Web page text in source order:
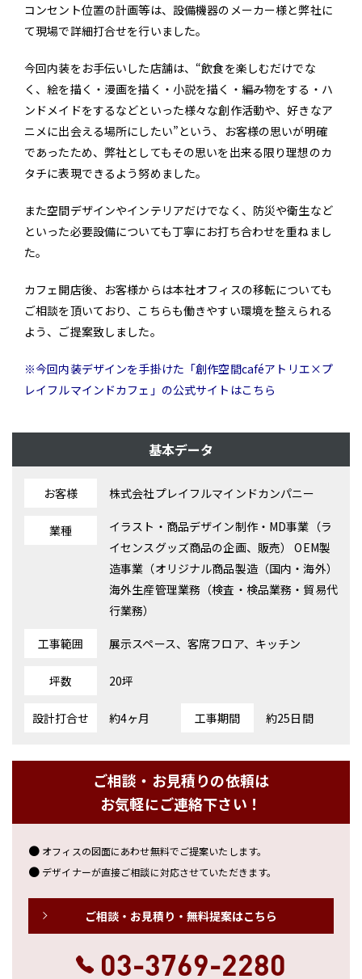
コンセント位置の計画等は、設備機器のメーカー様と弊社に
て現場で詳細打合せを行いました。
今回内装をお手伝いした店舗は、“飲食を楽しむだけでな
く、絵を描く・漫画を描く・小説を描く・編み物をする・ハ
ンドメイドをするなどといった様々な創作活動や、好きなア
ニメに出会える場所にしたい”という、お客様の思いが明確
であったため、弊社としてもその思いを出来る限り理想のカ
タチに表現できるよう努めました。
また空間デザインやインテリアだけでなく、防災や衛生など
といった必要設備についても丁寧にお打ち合わせを重ねまし
た。
カフェ開店後、お客様からは本社オフィスの移転についても
ご相談を頂いており、こちらも働きやすい環境を整えられる
よう、ご提案致しました。
※今回内装デザインを手掛けた「創作空間caféアトリエ×プ
レイフルマインドカフェ」の公式サイトはこちら
基本データ
お客様 株式会社プレイフルマインドカンパニー
業種
イラスト・商品デザイン制作・MD事業（ラ
イセンスグッズ商品の企画、販売） OEM製
造事業（オリジナル商品製造（国内・海外）
海外生産管理業務（検査・検品業務・貿易代
行業務）
工事範囲 展示スペース、客席フロア、キッチン
坪数 20坪
設計打合せ 約4ヶ月 工事期間 約25日間
ご相談・お見積りの依頼は
お気軽にご連絡下さい！
オフィスの図面にあわせ無料でご提案いたします。
デザイナーが直接ご相談に対応させていただきます。
ご相談・お見積り・無料提案はこちら
03-3769-2280